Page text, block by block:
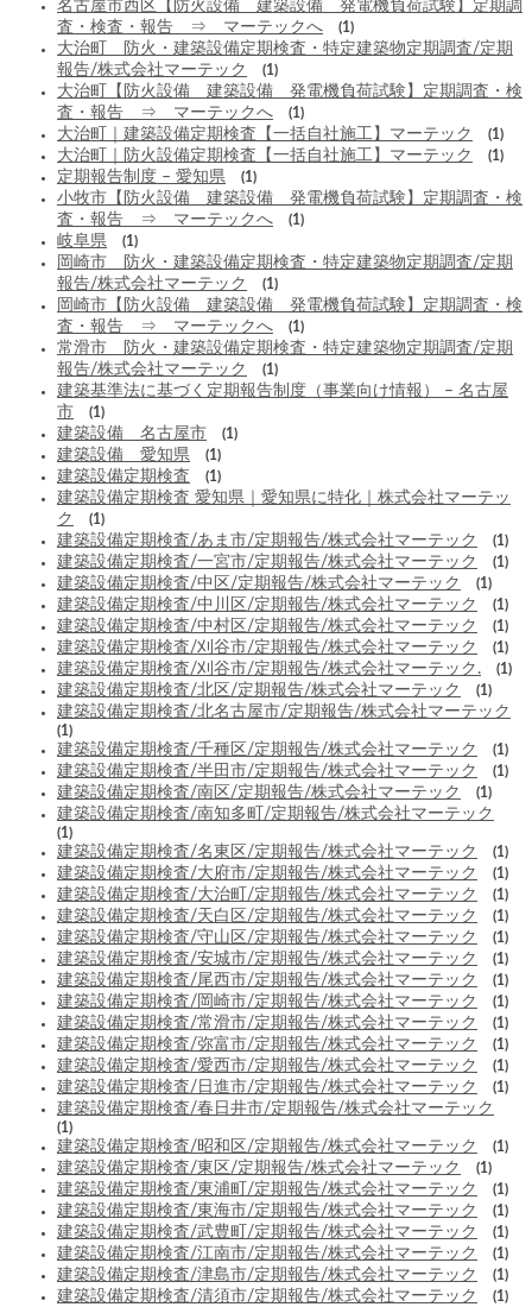
名古屋市西区【防火設備 建築設備 発電機負荷試験】定期調
査・検査・報告 ⇒ マーテックへ
(1)
大治町 防火・建築設備定期検査・特定建築物定期調査/定期
報告/株式会社マーテック
(1)
大治町【防火設備 建築設備 発電機負荷試験】定期調査・検
査・報告 ⇒ マーテックへ
(1)
大治町｜建築設備定期検査【一括自社施工】マーテック (1)
大治町｜防火設備定期検査【一括自社施工】マーテック (1)
定期報告制度 – 愛知県 (1)
小牧市【防火設備 建築設備 発電機負荷試験】定期調査・検
査・報告 ⇒ マーテックへ
(1)
岐阜県 (1)
岡崎市 防火・建築設備定期検査・特定建築物定期調査/定期
報告/株式会社マーテック
(1)
岡崎市【防火設備 建築設備 発電機負荷試験】定期調査・検
査・報告 ⇒ マーテックへ
(1)
常滑市 防火・建築設備定期検査・特定建築物定期調査/定期
報告/株式会社マーテック
(1)
建築基準法に基づく定期報告制度（事業向け情報） – 名古屋
市
(1)
建築設備 名古屋市 (1)
建築設備 愛知県 (1)
建築設備定期検査 (1)
建築設備定期検査 愛知県｜愛知県に特化｜株式会社マーテッ
ク
(1)
建築設備定期検査/あま市/定期報告/株式会社マーテック (1)
建築設備定期検査/一宮市/定期報告/株式会社マーテック (1)
建築設備定期検査/中区/定期報告/株式会社マーテック (1)
建築設備定期検査/中川区/定期報告/株式会社マーテック (1)
建築設備定期検査/中村区/定期報告/株式会社マーテック (1)
建築設備定期検査/刈谷市/定期報告/株式会社マーテック (1)
建築設備定期検査/刈谷市/定期報告/株式会社マーテック. (1)
建築設備定期検査/北区/定期報告/株式会社マーテック (1)
建築設備定期検査/北名古屋市/定期報告/株式会社マーテック
(1)
建築設備定期検査/千種区/定期報告/株式会社マーテック (1)
建築設備定期検査/半田市/定期報告/株式会社マーテック (1)
建築設備定期検査/南区/定期報告/株式会社マーテック (1)
建築設備定期検査/南知多町/定期報告/株式会社マーテック
(1)
建築設備定期検査/名東区/定期報告/株式会社マーテック (1)
建築設備定期検査/大府市/定期報告/株式会社マーテック (1)
建築設備定期検査/大治町/定期報告/株式会社マーテック (1)
建築設備定期検査/天白区/定期報告/株式会社マーテック (1)
建築設備定期検査/守山区/定期報告/株式会社マーテック (1)
建築設備定期検査/安城市/定期報告/株式会社マーテック (1)
建築設備定期検査/尾西市/定期報告/株式会社マーテック (1)
建築設備定期検査/岡崎市/定期報告/株式会社マーテック (1)
建築設備定期検査/常滑市/定期報告/株式会社マーテック (1)
建築設備定期検査/弥富市/定期報告/株式会社マーテック (1)
建築設備定期検査/愛西市/定期報告/株式会社マーテック (1)
建築設備定期検査/日進市/定期報告/株式会社マーテック (1)
建築設備定期検査/春日井市/定期報告/株式会社マーテック
(1)
建築設備定期検査/昭和区/定期報告/株式会社マーテック (1)
建築設備定期検査/東区/定期報告/株式会社マーテック (1)
建築設備定期検査/東浦町/定期報告/株式会社マーテック (1)
建築設備定期検査/東海市/定期報告/株式会社マーテック (1)
建築設備定期検査/武豊町/定期報告/株式会社マーテック (1)
建築設備定期検査/江南市/定期報告/株式会社マーテック (1)
建築設備定期検査/津島市/定期報告/株式会社マーテック (1)
建築設備定期検査/清須市/定期報告/株式会社マーテック (1)